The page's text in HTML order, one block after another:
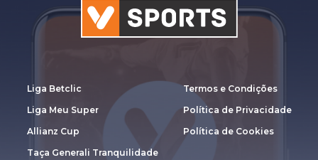
Liga Betclic
Liga Meu Super
Allianz Cup
Taça Generali Tranquilidade
Termos e Condições
Política de Privacidade
Política de Cookies